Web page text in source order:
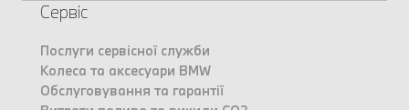
Сервіс
Послуги сервісної служби
Колеса та аксесуари BMW
Обслуговування та гарантії